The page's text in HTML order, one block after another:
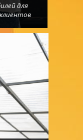
для